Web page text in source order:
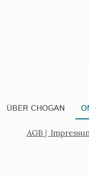
ÜBER CHOGAN
AGB |